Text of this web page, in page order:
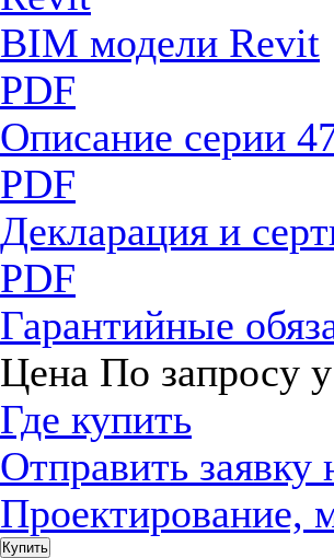
BIM модели Revit
PDF
Описание серии
PDF
Декларация и
PDF
Гарантийные
Цена По запросу у
Где купить
Отправить заявку
Проектирование,
Купить